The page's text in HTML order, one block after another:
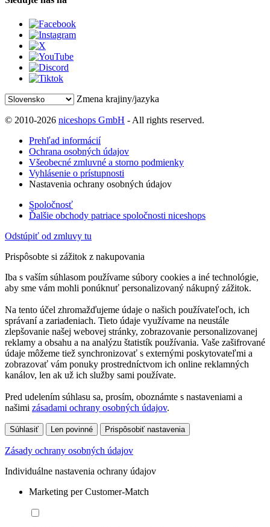
Zmena krajiny/jazyka
© 2010-2026 niceshops GmbH - All rights reserved.
Prehľad informácií
Ochrana osobných údajov
Všeobecné zmluvné a storno podmienky
Vyhlásenie o prístupnosti
Nastavenia ochrany osobných údajov
Spoločnosť
Ďalšie obchody patriace spoločnosti niceshops
Odstúpiť od zmluvy tu
Prispôsobte si zážitok z nakupovania
Iba s vaším súhlasom používame súbory cookies a iné technológie,
aby sme vám mohli ponúknuť personalizovaný nákupný zážitok.
Na tento účel zhromažďujeme údaje o našich používateľoch, ich
správaní a zariadeniach. Tieto údaje využívame na neustále
zlepšovanie našej webovej stránky, zobrazovanie personalizovanej
reklamy a obsahu a na analýzu štatistík používania. Vaše zašifrované
údaje môžeme tiež synchronizovať s externými poskytovateľmi a
zobrazovať vám ponuky prostredníctvom ich online reklamných
kanálov, len ak už ich služby sami používate.
Pred udelením súhlasu sa, prosím, oboznámte s nastaveniami a
našimi zásadami ochrany osobných údajov.
Súhlasiť Len povinné Prispôsobiť nastavenia
Zásady ochrany osobných údajov
Individuálne nastavenia ochrany údajov
Marketing per Customer-Match